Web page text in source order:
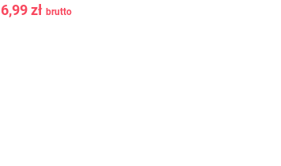
6,99 złbrutto
- +